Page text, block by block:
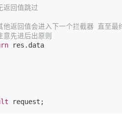
回值跳过
返回值会进入下一个拦截器 直至最
先进后出原则
res.data
request;